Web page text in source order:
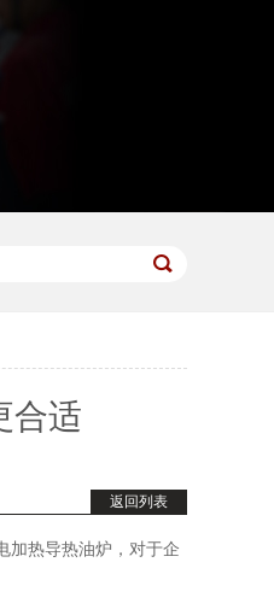
合适
返回列表
加热导热油炉，对于企